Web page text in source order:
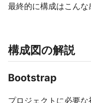
最終的に構成はこんな
構成図の解説
Bootstrap
プロジェクトに必要な